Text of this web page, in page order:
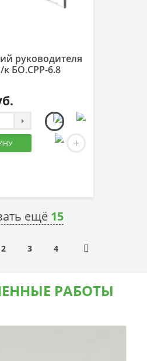
руководителя
БО.СРР-6.8
ещё 15
2 3 4
РАБОТЫ